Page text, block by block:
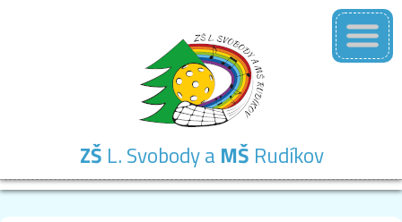
ZŠ L. Svobody a MŠ Rudíkov